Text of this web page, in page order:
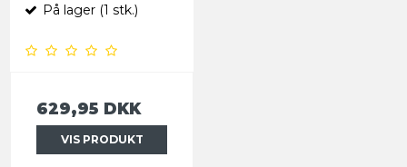
På lager (1 stk.)
629,95 DKK
VIS PRODUKT